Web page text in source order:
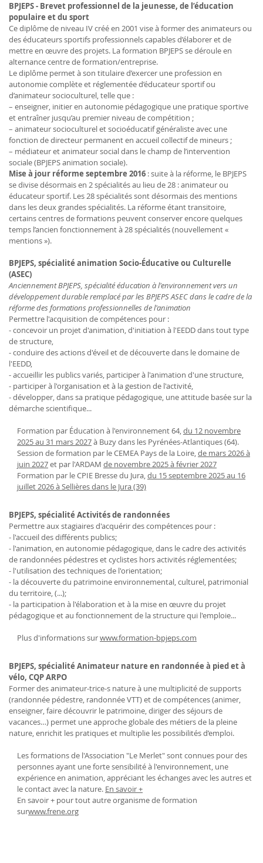
BPJEPS - Brevet professionnel de la jeunesse, de l’éducation
populaire et du sport
Ce diplôme de niveau IV créé en 2001 vise à former des animateurs ou
des éducateurs sportifs professionnels capables d’élaborer et de
mettre en œuvre des projets. La formation BPJEPS se déroule en
alternance centre de formation/entreprise.
Le diplôme permet à son titulaire d’exercer une profession en
autonomie complète et réglementée d’éducateur sportif ou
d’animateur socioculturel, telle que :
– enseigner, initier en autonomie pédagogique une pratique sportive
et entraîner jusqu’au premier niveau de compétition ;
– animateur socioculturel et socioéducatif généraliste avec une
fonction de directeur permanent en accueil collectif de mineurs ;
– médiateur et animateur social dans le champ de l’intervention
sociale (BPJEPS animation sociale).
Mise à jour réforme septembre 2016 : suite à la réforme, le BPJEPS
se divise désormais en 2 spécialités au lieu de 28 : animateur ou
éducateur sportif. Les 28 spécialités sont désormais des mentions
dans les deux grandes spécialités. La réforme étant transitoire,
certains centres de formations peuvent conserver encore quelques
temps l’ancien fonctionnement à 28 spécialités (nouvellement «
mentions »).
BPJEPS, spécialité animation Socio-Éducative ou Culturelle
(ASEC)
Anciennement BPJEPS, spécialité éducation à l'environnement vers un
développement durable remplacé par les BPJEPS ASEC dans le cadre de la
réforme des formations professionnelles de l'animation
Permettre l'acquisition de compétences pour :
- concevoir un projet d'animation, d'initiation à l'EEDD dans tout type
de structure,
- conduire des actions d'éveil et de découverte dans le domaine de
l'EEDD,
- accueillir les publics variés, participer à l'animation d'une structure,
- participer à l'organisation et à la gestion de l'activité,
- développer, dans sa pratique pédagogique, une attitude basée sur la
démarche scientifique...
Formation par Éducation à l'environnement 64,du 12 novembre
2025 au 31 mars 2027à Buzy dans les Pyrénées-Atlantiques (64).
Session de formation par le CEMEA Pays de la Loire,de mars 2026 à
juin 2027et par l'ARDAM de novembre 2025 à février 2027
Formation par le CPIE Bresse du Jura,du 15 septembre 2025 au 16
juillet 2026 à Sellières dans le Jura (39)
BPJEPS, spécialité Activités de randonnées
Permettre aux stagiaires d'acquérir des compétences pour :
- l'accueil des différents publics;
- l'animation, en autonomie pédagogique, dans le cadre des activités
de randonnées pédestres et cyclistes hors activités réglementées;
- l'utilisation des techniques de l'orientation;
- la découverte du patrimoine environnemental, culturel, patrimonial
du territoire, (...);
- la participation à l'élaboration et à la mise en œuvre du projet
pédagogique et au fonctionnement de la structure qui l'emploie...
Plus d'informations surwww.formation-bpjeps.com
BPJEPS, spécialité Animateur nature en randonnée à pied et à
vélo, CQP ARPO
Former des animateur-trice-s nature à une multiplicité de supports
(randonnée pédestre, randonnée VTT) et de compétences (animer,
enseigner, faire découvrir le patrimoine, diriger des séjours de
vacances…) permet une approche globale des métiers de la pleine
nature, enrichit les pratiques et multiplie les possibilités d’emploi.
Les formations de l'Association "Le Merlet" sont connues pour des
personnes ayant une forte sensibilité à l'environnement, une
expérience en animation, appréciant les échanges avec les autres et
le contact avec la nature. En savoir +
En savoir + pour tout autre organisme de formation
surwww.frene.org